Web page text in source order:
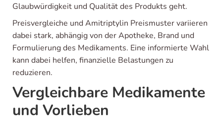
Glaubwürdigkeit und Qualität des Produkts geht.
Preisvergleiche und Amitriptylin Preismuster variieren
dabei stark, abhängig von der Apotheke, Brand und
Formulierung des Medikaments. Eine informierte Wahl
kann dabei helfen, finanzielle Belastungen zu
reduzieren.
Vergleichbare Medikamente
und Vorlieben